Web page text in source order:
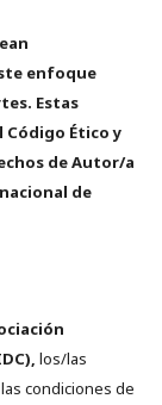
enfoque
Estas
Ético y
de Autor/a
de
los/las
condiciones de